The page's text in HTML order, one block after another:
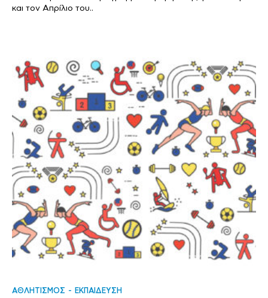
και τον Απρίλιο του..
ΑΘΛΗΤΙΣΜΟΣ ΕΚΠΑΙΔΕΥΣΗ